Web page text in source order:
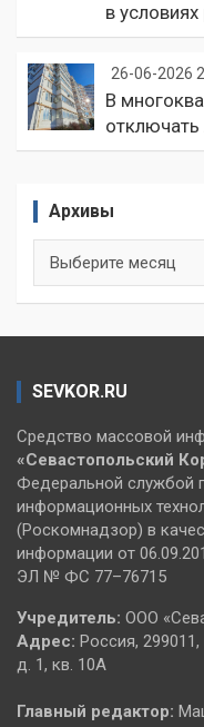
в
26-06-2026
В
Архивы
SEVKOR.RU
Средство массовой
«Севастопольский
Федеральной службой
информационных
(Роскомнадзор) в
информации от
ЭЛ № ФС 77–76715
Учредитель: ООО
Адрес: Россия,
д. 1, кв. 10А
Главный редактор: